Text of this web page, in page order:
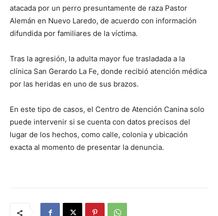
atacada por un perro presuntamente de raza Pastor
Alemán en Nuevo Laredo, de acuerdo con información
difundida por familiares de la víctima.
Tras la agresión, la adulta mayor fue trasladada a la
clínica San Gerardo La Fe, donde recibió atención médica
por las heridas en uno de sus brazos.
En este tipo de casos, el Centro de Atención Canina solo
puede intervenir si se cuenta con datos precisos del
lugar de los hechos, como calle, colonia y ubicación
exacta al momento de presentar la denuncia.